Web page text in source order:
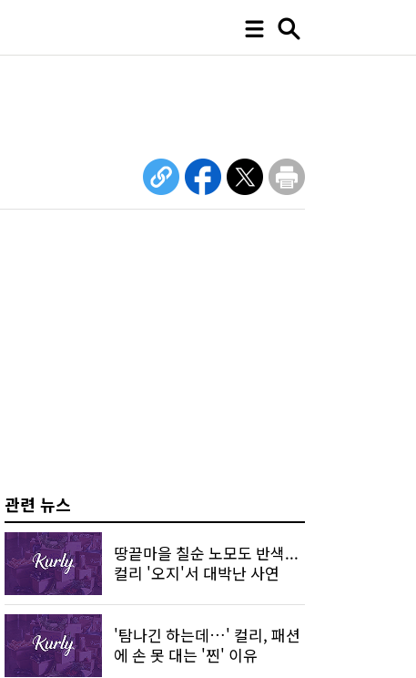
관련 뉴스
땅끝마을 칠순 노모도 반색...
컬리 '오지'서 대박난 사연
'탐나긴 하는데…' 컬리, 패션
에 손 못 대는 '찐' 이유